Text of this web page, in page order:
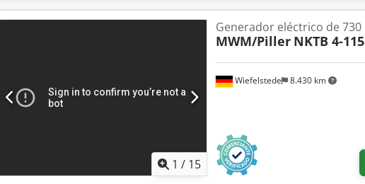
1 / 15
Wiefelstede 8.430 km
Generador eléctrico de 730
MWM/Piller NKTB 4-